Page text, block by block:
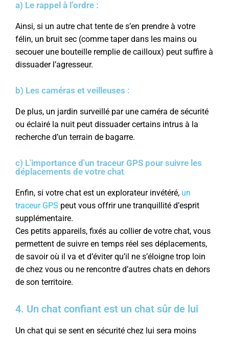
a) Le rappel à l’ordre :
Ainsi, si un autre chat tente de s’en prendre à votre
félin, un bruit sec (comme taper dans les mains ou
secouer une bouteille remplie de cailloux) peut suffire à
dissuader l’agresseur.
b) Les caméras et veilleuses :
De plus, un jardin surveillé par une caméra de sécurité
ou éclairé la nuit peut dissuader certains intrus à la
recherche d’un terrain de bagarre.
c) L'importance d'un traceur GPS pour suivre les
déplacements de votre chat
Enfin, si votre chat est un explorateur invétéré, un
traceur GPS peut vous offrir une tranquillité d’esprit
supplémentaire.
Ces petits appareils, fixés au collier de votre chat, vous
permettent de suivre en temps réel ses déplacements,
de savoir où il va et d’éviter qu’il ne s’éloigne trop loin
de chez vous ou ne rencontre d’autres chats en dehors
de son territoire.
4. Un chat confiant est un chat sûr de lui
Un chat qui se sent en sécurité chez lui sera moins